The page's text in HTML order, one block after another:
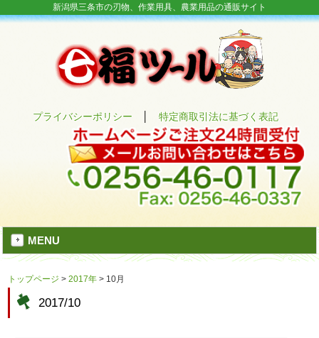
新潟県三条市の刃物、作業用具、農業用品の通販サイト
プライバシーポリシー │特定商取引法に基づく表記
MENU
トップページ >2017年 > 10月
2017/10